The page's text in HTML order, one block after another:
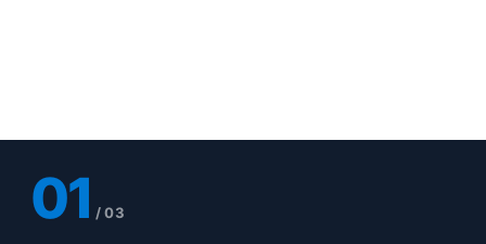
02/03